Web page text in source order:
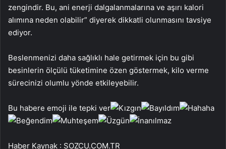
zengindir. Bu, ani enerji dalgalanmalarına ve aşırı kalori
alımına neden olabilir” diyerek dikkatli olunmasını tavsiye
ediyor.
Beslenmenizi daha sağlıklı hale getirmek için bu gibi
besinlerin ölçülü tüketimine özen göstermek, kilo verme
sürecinizi olumlu yönde etkileyebilir.
Bu habere emoji ile tepki ver
Haber Kaynak : SOZCU.COM.TR